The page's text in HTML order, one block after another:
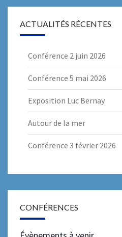
ACTUALITÉS RÉCENTES
Conférence 2 juin 2026
Conférence 5 mai 2026
Exposition Luc Bernay
Autour de la mer
Conférence 3 février 2026
CONFÉRENCES